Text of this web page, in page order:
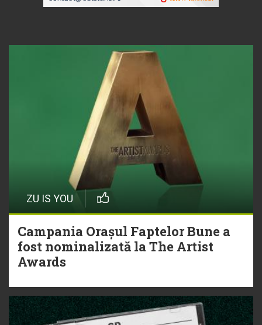
ZU IS YOU
Campania Orașul Faptelor Bune a
fost nominalizată la The Artist
Awards